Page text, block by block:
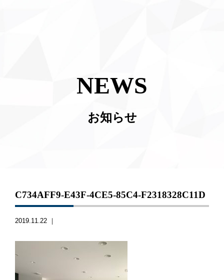
NEWS
お知らせ
C734AFF9-E43F-4CE5-85C4-F2318328C11D
2019.11.22 ｜